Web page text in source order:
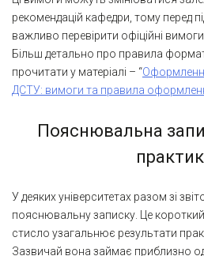
рекомендацій кафедри, тому перед
важливо перевірити офіційні
Більш детально про правила
прочитати у матеріалі – “
ДСТУ: вимоги та правила
Пояснювальна
У деяких університетах разом зі
пояснювальну записку. Це
стисло узагальнює результати
Зазвичай вона займає приблизно